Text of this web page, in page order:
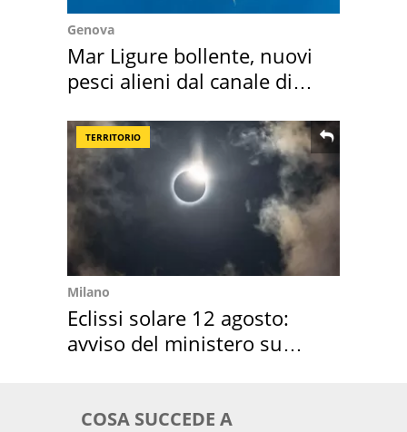
Genova
Mar Ligure bollente, nuovi
pesci alieni dal canale di
TERRITORIO
Milano
Eclissi solare 12 agosto:
avviso del ministero su